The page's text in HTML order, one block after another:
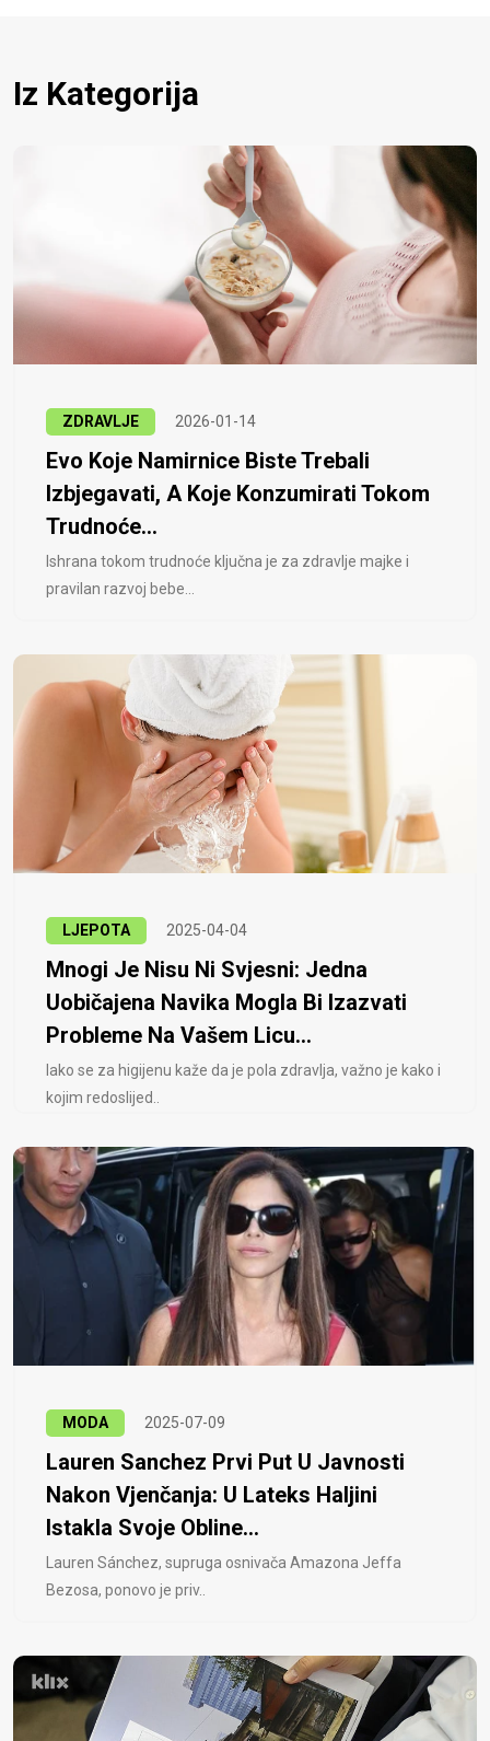
Iz Kategorija
ZDRAVLJE 2026-01-14
Evo Koje Namirnice Biste Trebali
Izbjegavati, A Koje Konzumirati Tokom
Trudnoće...
Ishrana tokom trudnoće ključna je za zdravlje majke i
pravilan razvoj bebe...
LJEPOTA 2025-04-04
Mnogi Je Nisu Ni Svjesni: Jedna
Uobičajena Navika Mogla Bi Izazvati
Probleme Na Vašem Licu...
Iako se za higijenu kaže da je pola zdravlja, važno je kako i
kojim redoslijed..
MODA 2025-07-09
Lauren Sanchez Prvi Put U Javnosti
Nakon Vjenčanja: U Lateks Haljini
Istakla Svoje Obline...
Lauren Sánchez, supruga osnivača Amazona Jeffa
Bezosa, ponovo je priv..